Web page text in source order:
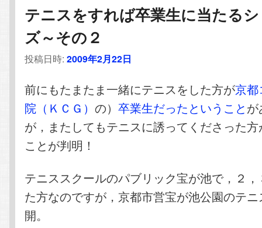
テニスをすれば卒業生に当たる
ズ～その２
投稿日時:2009年2月22日
前にもたまたま一緒にテニスをした方が京都
院（ＫＣＧ）の）卒業生だったということ
が，またしてもテニスに誘ってくださった
ことが判明！
テニススクールのパブリック宝が池で，２
た方なのですが，京都市営宝が池公園のテ
開。